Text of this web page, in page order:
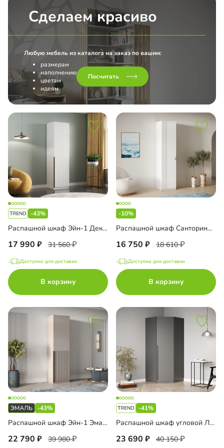
Сделаем красиво
Любую мебель из каталога на заказ по вашим:
размерам
наполнению
цветам
идеям
Посчитать
-43%
Распашной шкаф Эйн-1 Декор 2
17 990 31 560
Доступно для доставки
В корзину
-10%
Распашной шкаф Санторини-1 Лайф
16 750 18 610
Доступно для доставки
В корзину
-43%
Распашной шкаф Эйн-1 Эмаль Декор 1
22 790 39 980
-41%
Распашной шкаф угловой Лорэна-900
23 690 40 150